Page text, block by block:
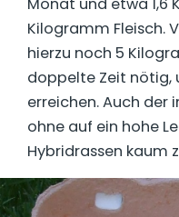
Kilogramm Fleisch.
hierzu noch 5
doppelte Zeit nötig,
erreichen. Auch der
ohne auf ein hohe
Hybridrassen kaum